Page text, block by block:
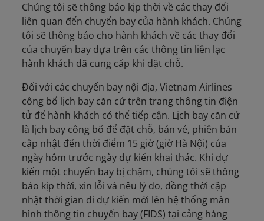
Chúng tôi sẽ thông báo kịp thời về các thay đổi
liên quan đến chuyến bay của hành khách. Chúng
tôi sẽ thông báo cho hành khách về các thay đổi
của chuyến bay dựa trên các thông tin liên lạc
hành khách đã cung cấp khi đặt chỗ.
Đối với các chuyến bay nội địa, Vietnam Airlines
công bố lịch bay căn cứ trên trang thông tin điện
tử để hành khách có thể tiếp cận. Lịch bay căn cứ
là lịch bay công bố để đặt chỗ, bán vé, phiên bản
cập nhật đến thời điểm 15 giờ (giờ Hà Nội) của
ngày hôm trước ngày dự kiến khai thác. Khi dự
kiến một chuyến bay bị chậm, chúng tôi sẽ thông
báo kịp thời, xin lỗi và nêu lý do, đồng thời cập
nhật thời gian đi dự kiến mới lên hệ thống màn
hình thông tin chuyến bay (FIDS) tại cảng hàng